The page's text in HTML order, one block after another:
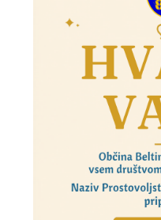
Varstvo osebnih podatkov
Informacije javnega značaja
Občinski časopis "Mali Rijtar"
Občinski predpisi
Projekti občine
Druge koristne povezave